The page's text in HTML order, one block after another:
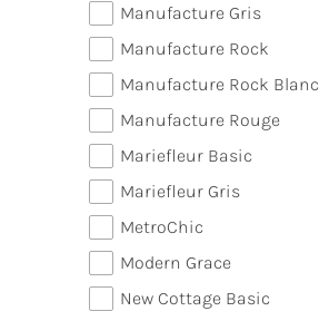
Manufacture Gris
Manufacture Rock
Manufacture Rock Blanc
Manufacture Rouge
Mariefleur Basic
Mariefleur Gris
MetroChic
Modern Grace
New Cottage Basic